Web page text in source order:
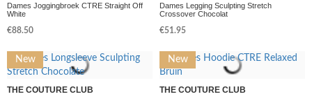
Dames Joggingbroek CTRE Straight Off
White
€88.50
Dames Legging Sculpting Stretch
Crossover Chocolat
€51.95
New
THE COUTURE CLUB
New
THE COUTURE CLUB